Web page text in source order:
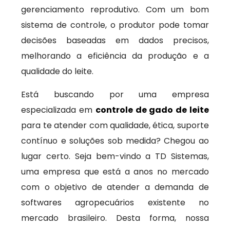
gerenciamento reprodutivo. Com um bom
sistema de controle, o produtor pode tomar
decisões baseadas em dados precisos,
melhorando a eficiência da produção e a
qualidade do leite.
Está buscando por uma empresa
especializada em controle de gado de leite
para te atender com qualidade, ética, suporte
contínuo e soluções sob medida? Chegou ao
lugar certo. Seja bem-vindo a TD Sistemas,
uma empresa que está a anos no mercado
com o objetivo de atender a demanda de
softwares agropecuários existente no
mercado brasileiro. Desta forma, nossa